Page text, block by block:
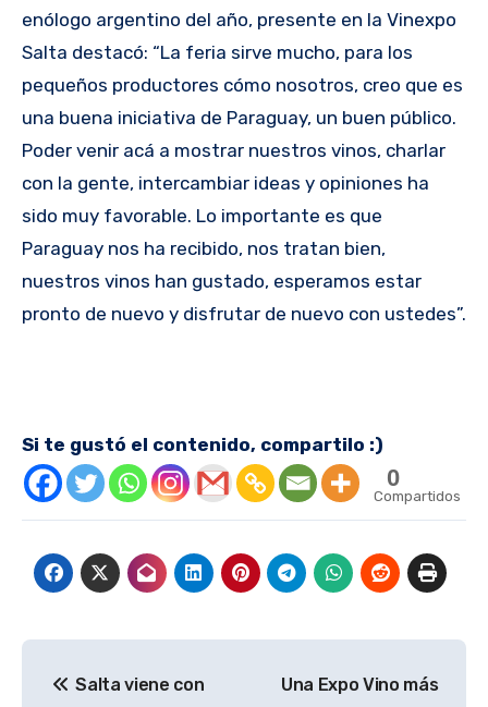
enólogo argentino del año, presente en la Vinexpo
Salta destacó: “La feria sirve mucho, para los
pequeños productores cómo nosotros, creo que es
una buena iniciativa de Paraguay, un buen público.
Poder venir acá a mostrar nuestros vinos, charlar
con la gente, intercambiar ideas y opiniones ha
sido muy favorable. Lo importante es que
Paraguay nos ha recibido, nos tratan bien,
nuestros vinos han gustado, esperamos estar
pronto de nuevo y disfrutar de nuevo con ustedes”.
Si te gustó el contenido, compartilo :)
0
Compartidos
Salta viene con
Una Expo Vino más